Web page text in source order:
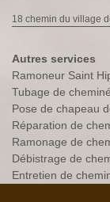
18 chemin du village
Autres services
Ramoneur Saint
Tubage de
Pose de chapeau
Réparation de
Ramonage de
Débistrage de
Entretien de